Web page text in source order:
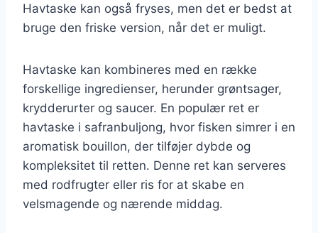
Havtaske kan også fryses, men det er bedst at
bruge den friske version, når det er muligt.
Havtaske kan kombineres med en række
forskellige ingredienser, herunder grøntsager,
krydderurter og saucer. En populær ret er
havtaske i safranbuljong, hvor fisken simrer i en
aromatisk bouillon, der tilføjer dybde og
kompleksitet til retten. Denne ret kan serveres
med rodfrugter eller ris for at skabe en
velsmagende og nærende middag.